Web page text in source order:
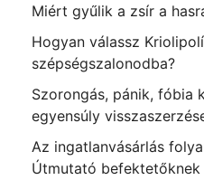
Miért gyűlik a zsír a
Hogyan válassz
szépségszalonodba?
Szorongás, pánik, fóbia
egyensúly
Az ingatlanvásárlás
Útmutató befektetőknek